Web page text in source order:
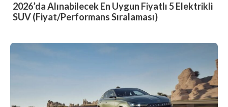
2026’da Alınabilecek En Uygun Fiyatlı 5 Elektrikli
SUV (Fiyat/Performans Sıralaması)